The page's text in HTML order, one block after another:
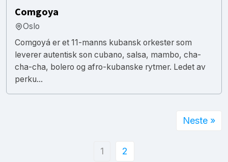
Comgoya
Oslo
Comgoyá er et 11-manns kubansk orkester som
leverer autentisk son cubano, salsa, mambo, cha-
cha-cha, bolero og afro-kubanske rytmer. Ledet av
perku...
1 2
Neste »